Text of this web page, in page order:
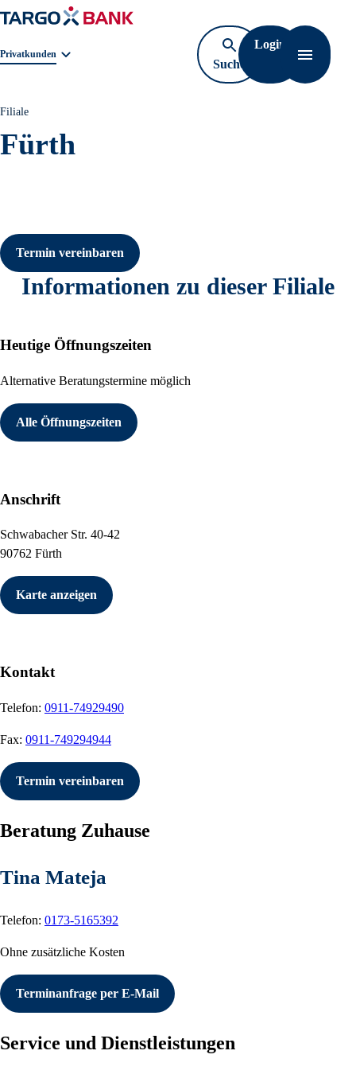
Geschäftsbereichnavigation. Aktuelle Auswahl:
Privatkunden
Suche
öffnen
Login
Filiale
Fürth
Termin vereinbaren
Informationen zu dieser Filiale
Heutige Öffnungszeiten
Alternative Beratungstermine möglich
Alle Öffnungszeiten
Anschrift
Schwabacher Str. 40-42
90762 Fürth
Karte anzeigen
Kontakt
Telefon: 0911-74929490
Fax: 0911-749294944
Termin vereinbaren
Beratung Zuhause
Tina Mateja
Telefon: 0173-5165392
Ohne zusätzliche Kosten
Terminanfrage per E-Mail
Service und Dienstleistungen